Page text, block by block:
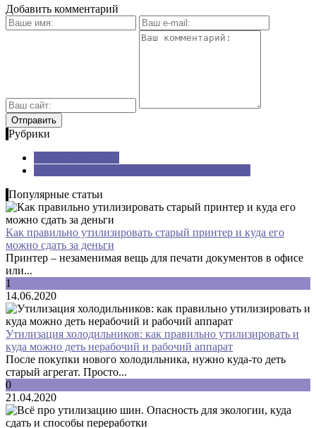
Добавить комментарий
Рубрики
Популярные статьи
Как правильно утилизировать старый принтер и куда его
можно сдать за деньги
Принтер – незаменимая вещь для печати документов в офисе
или...
1
14.06.2020
Утилизация холодильников: как правильно утилизировать и
куда можно деть нерабочий и рабочий аппарат
После покупки нового холодильника, нужно куда-то деть
старый агрегат. Просто...
0
21.04.2020